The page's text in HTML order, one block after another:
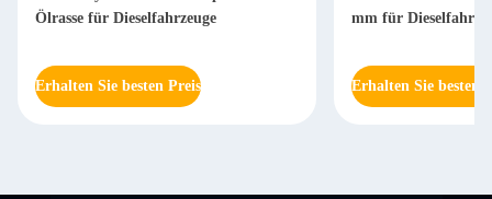
Ölrasse für Dieselfahrzeuge
Erhalten Sie besten Preis
mm für
Erhalten Sie besten